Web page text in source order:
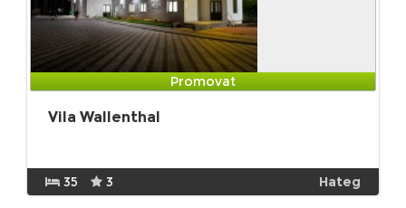
Promovat
Vila Wallenthal
35 3 Hateg